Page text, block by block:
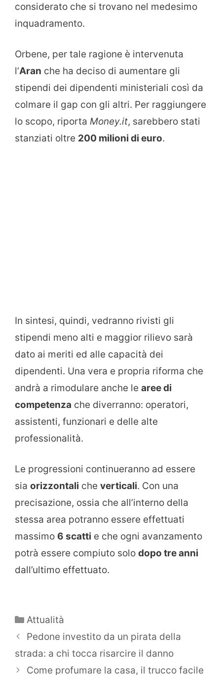
considerato che si trovano nel medesimo
inquadramento.
Orbene, per tale ragione è intervenuta
l’Aran che ha deciso di aumentare gli
stipendi dei dipendenti ministeriali così da
colmare il gap con gli altri. Per raggiungere
lo scopo, riporta Money.it, sarebbero stati
stanziati oltre 200 milioni di euro.
In sintesi, quindi, vedranno rivisti gli
stipendi meno alti e maggior rilievo sarà
dato ai meriti ed alle capacità dei
dipendenti. Una vera e propria riforma che
andrà a rimodulare anche le aree di
competenza che diverranno: operatori,
assistenti, funzionari e delle alte
professionalità.
Le progressioni continueranno ad essere
sia orizzontali che verticali. Con una
precisazione, ossia che all’interno della
stessa area potranno essere effettuati
massimo 6 scatti e che ogni avanzamento
potrà essere compiuto solo dopo tre anni
dall’ultimo effettuato.
Categorie
Attualità
Pedone investito da un pirata della
strada: a chi tocca risarcire il danno
Come profumare la casa, il trucco facile